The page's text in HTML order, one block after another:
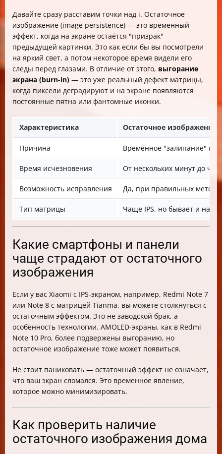
Давайте сразу расставим точки над i. Остаточное
изображение (image persistence) — это временный
эффект, когда на экране остаётся "призрак"
предыдущей картинки. Это как если бы вы посмотрели
на яркий свет, а потом некоторое время видели его
следы перед глазами. В отличие от этого, выгорание
экрана (burn-in) — это уже реальный дефект матрицы,
когда пиксели деградируют и на экране появляются
постоянные пятна или фантомные иконки.
Характеристика Остаточное изображение
Причина Временное "залипание"
Время исчезновения От нескольких минут до
Возможность исправления Да, при правильных
Тип матрицы Чаще IPS, но бывает и на
Какие смартфоны и панели
чаще страдают от остаточного
изображения
Если у вас Xiaomi с IPS-экраном, например, Redmi Note 7
или Note 8 с матрицей Tianma, вы можете столкнуться с
остаточным эффектом. Это не заводской брак, а
особенность технологии. AMOLED-экраны, как в Redmi
Note 10 Pro, более подвержены выгоранию, но
остаточное изображение тоже может появиться.
Не стоит паниковать — остаточный эффект не означает,
что ваш экран сломался. Это временное явление,
которое можно минимизировать.
Как проверить наличие
остаточного изображения дома